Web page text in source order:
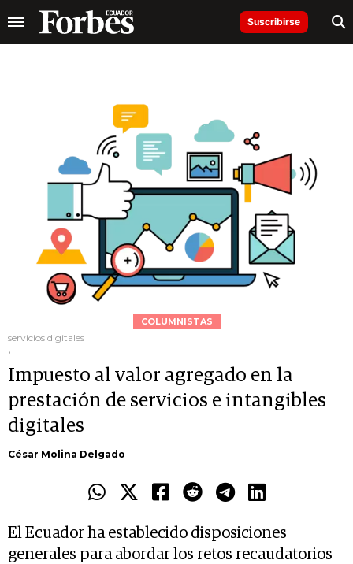
Suscribirse
COLUMNISTAS
servicios digitales
.
Impuesto al valor agregado en la
prestación de servicios e intangibles
digitales
César Molina Delgado
El Ecuador ha establecido disposiciones
generales para abordar los retos recaudatorios